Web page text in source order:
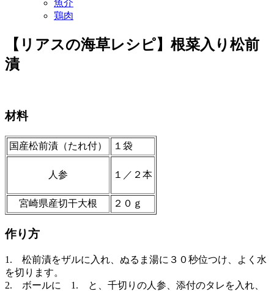
魚介
鶏肉
【リアスの海草レシピ】根菜入り松前
漬
材料
国産松前漬（たれ付） １袋
人参 １／２本
宮崎県産切干大根 ２０ｇ
作り方
1. 松前漬をザルに入れ、ぬるま湯に３０秒位つけ、よく水
を切ります。
2. ボールに 1. と、千切りの人参、添付のタレを入れ、